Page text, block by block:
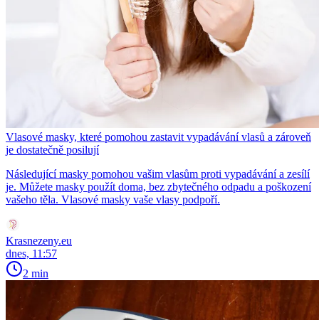
Vlasové masky, které pomohou zastavit vypadávání vlasů a zároveň
je dostatečně posilují
Následující masky pomohou vašim vlasům proti vypadávání a zesílí
je. Můžete masky použít doma, bez zbytečného odpadu a poškození
vašeho těla. Vlasové masky vaše vlasy podpoří.
Krasnezeny.eu
dnes, 11:57
2 min